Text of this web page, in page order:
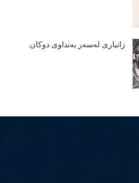
زانیاری لەسەر بەنداوی دوكان